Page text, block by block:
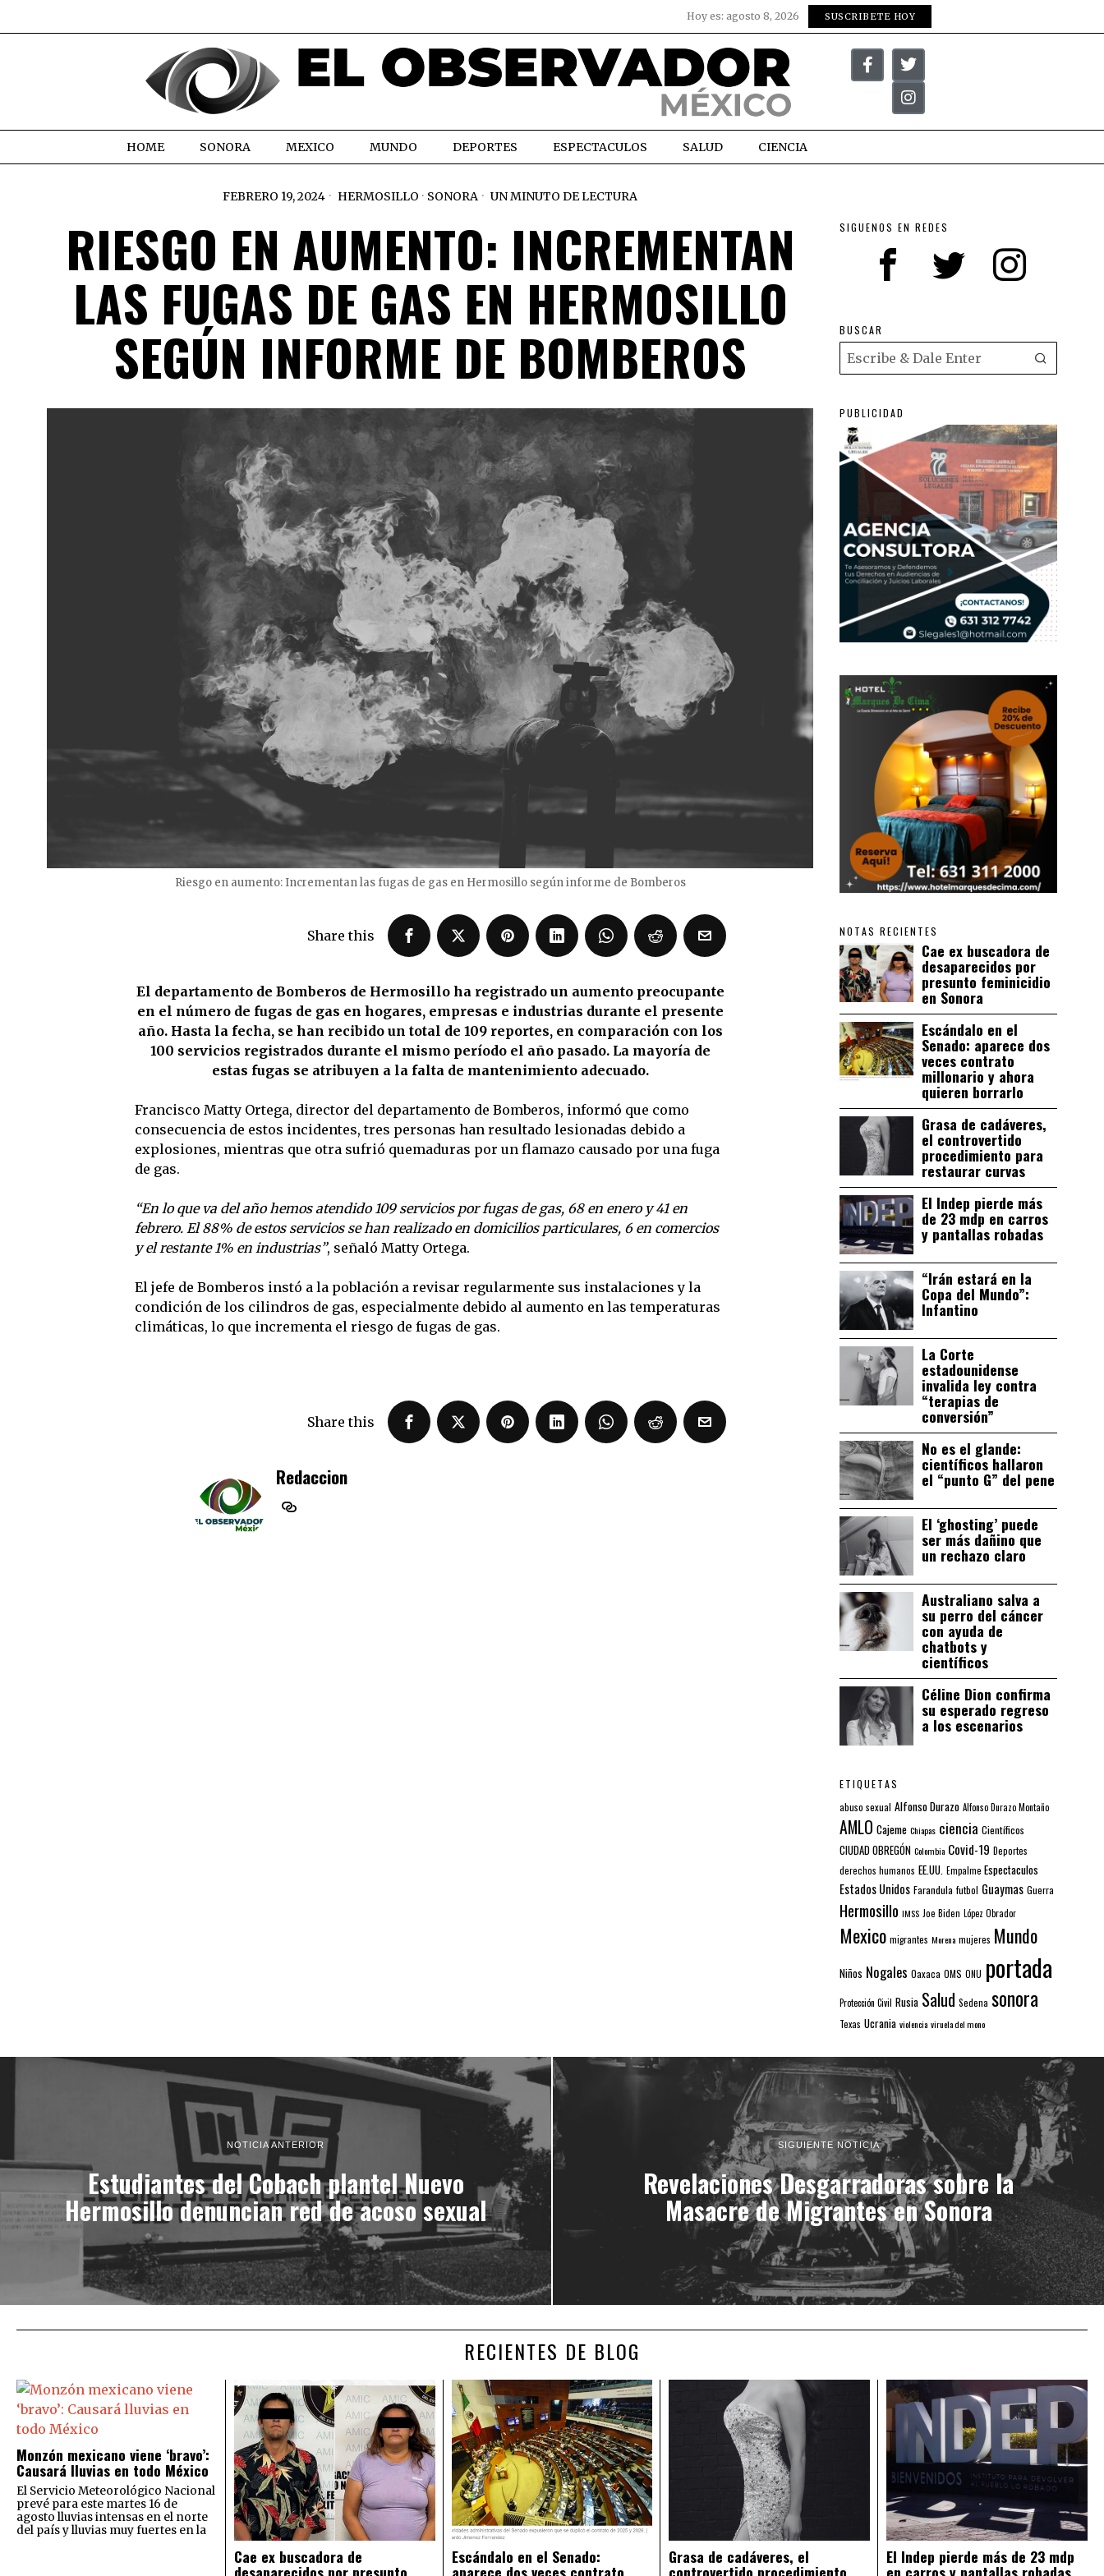
Hoy es: agosto 8, 2026 SUSCRIBETE HOY
HOME SONORA MEXICO MUNDO DEPORTES ESPECTACULOS SALUD CIENCIA
FEBRERO 19, 2024 HERMOSILLO · SONORA UN MINUTO DE LECTURA
RIESGO EN AUMENTO: INCREMENTAN
LAS FUGAS DE GAS EN HERMOSILLO
SEGÚN INFORME DE BOMBEROS
Riesgo en aumento: Incrementan las fugas de gas en Hermosillo según informe de Bomberos
Share this
El departamento de Bomberos de Hermosillo ha registrado un aumento preocupante
en el número de fugas de gas en hogares, empresas e industrias durante el presente
año. Hasta la fecha, se han recibido un total de 109 reportes, en comparación con los
100 servicios registrados durante el mismo período el año pasado. La mayoría de
estas fugas se atribuyen a la falta de mantenimiento adecuado.
Francisco Matty Ortega, director del departamento de Bomberos, informó que como
consecuencia de estos incidentes, tres personas han resultado lesionadas debido a
explosiones, mientras que otra sufrió quemaduras por un flamazo causado por una fuga
de gas.
“En lo que va del año hemos atendido 109 servicios por fugas de gas, 68 en enero y 41 en
febrero. El 88% de estos servicios se han realizado en domicilios particulares, 6 en comercios
y el restante 1% en industrias”, señaló Matty Ortega.
El jefe de Bomberos instó a la población a revisar regularmente sus instalaciones y la
condición de los cilindros de gas, especialmente debido al aumento en las temperaturas
climáticas, lo que incrementa el riesgo de fugas de gas.
Share this
Redaccion
SIGUENOS EN REDES
BUSCAR
PUBLICIDAD
NOTAS RECIENTES
Cae ex buscadora de
desaparecidos por
presunto feminicidio
en Sonora
Escándalo en el
Senado: aparece dos
veces contrato
millonario y ahora
quieren borrarlo
Grasa de cadáveres,
el controvertido
procedimiento para
restaurar curvas
El Indep pierde más
de 23 mdp en carros
y pantallas robadas
“Irán estará en la
Copa del Mundo”:
Infantino
La Corte
estadounidense
invalida ley contra
“terapias de
conversión”
No es el glande:
científicos hallaron
el “punto G” del pene
El ‘ghosting’ puede
ser más dañino que
un rechazo claro
Australiano salva a
su perro del cáncer
con ayuda de
chatbots y
científicos
Céline Dion confirma
su esperado regreso
a los escenarios
ETIQUETAS
abuso sexual Alfonso Durazo Alfonso Durazo Montaño
AMLO Cajeme Chiapas ciencia Científicos
CIUDAD OBREGÓN Colombia Covid-19 Deportes
derechos humanos EE.UU. Empalme Espectaculos
Estados Unidos Farandula futbol Guaymas Guerra
Hermosillo IMSS Joe Biden López Obrador
Mexico migrantes Morena mujeres Mundo
Niños Nogales Oaxaca OMS ONU portada
Protección Civil Rusia Salud Sedena sonora
Texas Ucrania violencia viruela del mono
NOTICIA ANTERIOR
Estudiantes del Cobach plantel Nuevo
Hermosillo denuncian red de acoso sexual
SIGUIENTE NOTICIA
Revelaciones Desgarradoras sobre la
Masacre de Migrantes en Sonora
RECIENTES DE BLOG
Monzón mexicano viene ‘bravo’:
Causará lluvias en todo México
El Servicio Meteorológico Nacional
prevé para este martes 16 de
agosto lluvias intensas en el norte
del país y lluvias muy fuertes en la
Cae ex buscadora de
desaparecidos por presunto
Escándalo en el Senado:
aparece dos veces contrato
Grasa de cadáveres, el
controvertido procedimiento
El Indep pierde más de 23 mdp
en carros y pantallas robadas